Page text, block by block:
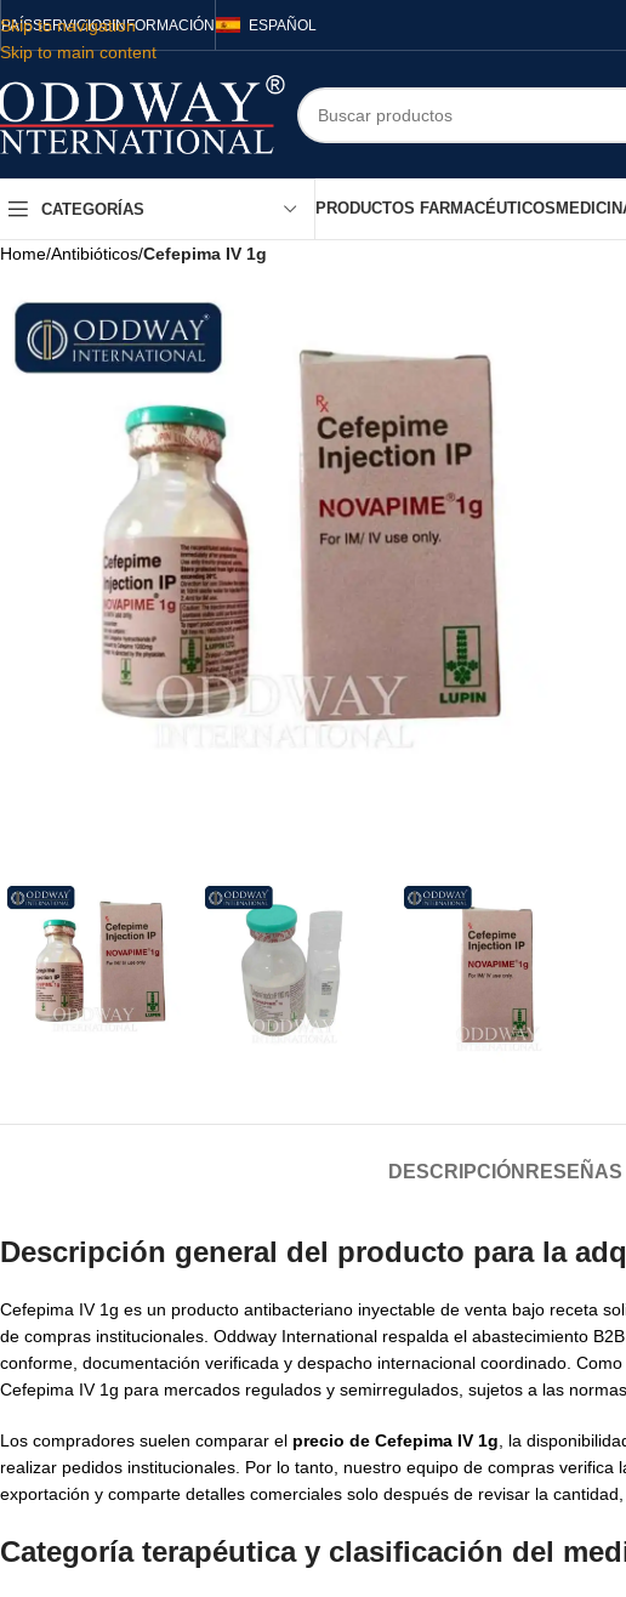
Skip to navigation
Skip to main content
PAÍSSERVICIOSINFORMACIÓN ESPAÑOL
CATEGORÍAS PRODUCTOS FARMACÉUTICOS
Home/Antibióticos/Cefepima IV 1g
DESCRIPCIÓN RESEÑAS
Descripción general del producto para la
Cefepima IV 1g es un producto antibacteriano inyectable de venta bajo receta
de compras institucionales. Oddway International respalda el abastecimiento
conforme, documentación verificada y despacho internacional coordinado.
Cefepima IV 1g para mercados regulados y semirregulados, sujetos a las
Los compradores suelen comparar el precio de Cefepima IV 1g , la
realizar pedidos institucionales. Por lo tanto, nuestro equipo de compras
exportación y comparte detalles comerciales solo después de revisar la
Categoría terapéutica y clasificación del